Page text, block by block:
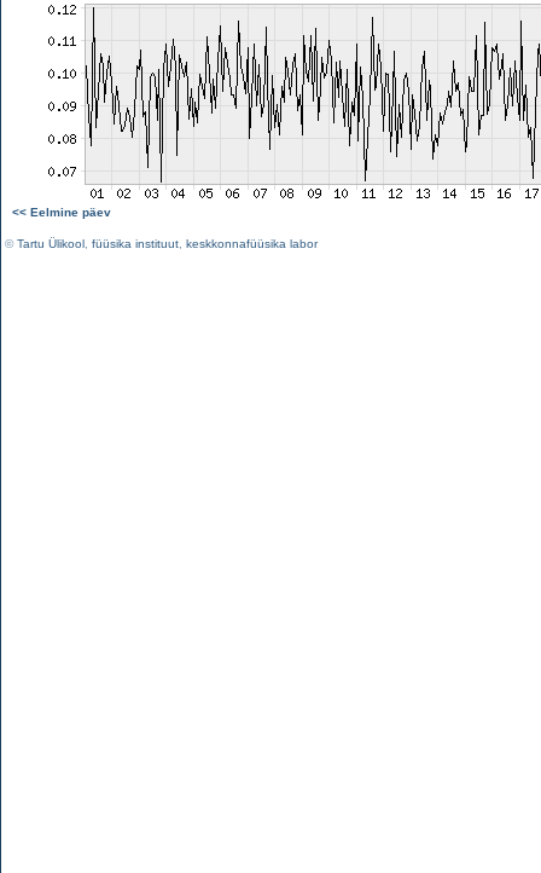
<< Eelmine päev
©Tartu Ülikool füüsika instituut keskkonnafüüsika labor